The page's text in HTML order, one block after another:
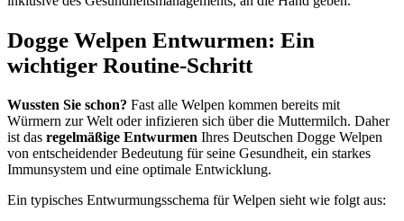
Dogge Welpen Entwurmen: Ein
wichtiger Routine-Schritt
Wussten Sie schon? Fast alle Welpen kommen bereits mit
Würmern zur Welt oder infizieren sich über die Muttermilch. Daher
ist das regelmäßige Entwurmen Ihres Deutschen Dogge Welpen
von entscheidender Bedeutung für seine Gesundheit, ein starkes
Immunsystem und eine optimale Entwicklung.
Ein typisches Entwurmungsschema für Welpen sieht wie folgt aus: